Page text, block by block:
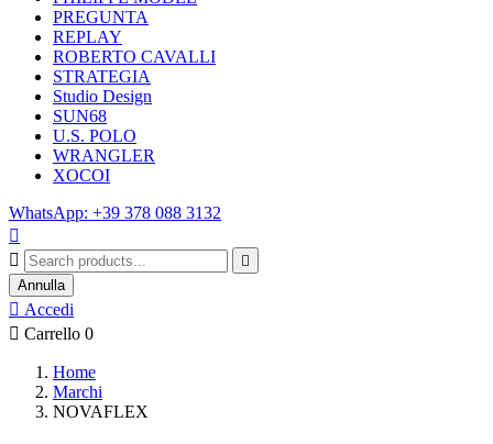
PREGUNTA
REPLAY
ROBERTO CAVALLI
STRATEGIA
Studio Design
SUN68
U.S. POLO
WRANGLER
XOCOI
WhatsApp: +39 378 088 3132



Annulla
 Accedi
 Carrello 0
Home
Marchi
NOVAFLEX